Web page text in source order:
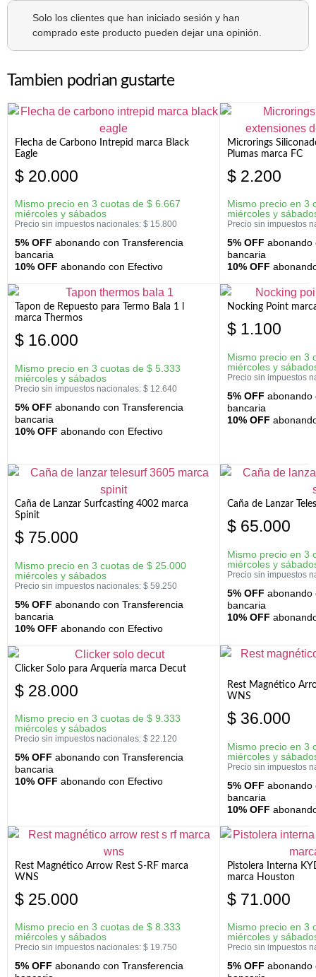
Solo los clientes que han iniciado sesión y han
comprado este producto pueden dejar una opinión.
Tambien podrian gustarte
Flecha de Carbono Intrepid marca Black
Eagle
$ 20.000
Mismo precio en 3 cuotas de $ 6.667
miércoles y sábados
Precio sin impuestos nacionales: $ 15.800
5% OFF abonando con Transferencia
bancaria
10% OFF abonando con Efectivo
Microrings
Plumas marca FC
$ 2.200
Mismo precio en 3
miércoles y
Precio sin impuestos
5% OFF abonando
bancaria
10% OFF
Tapon de Repuesto para Termo Bala 1 l
marca Thermos
$ 16.000
Mismo precio en 3 cuotas de $ 5.333
miércoles y sábados
Precio sin impuestos nacionales: $ 12.640
5% OFF abonando con Transferencia
bancaria
10% OFF abonando con Efectivo
Nocking Point
$ 1.100
Mismo precio en 3
miércoles y
Precio sin impuestos
5% OFF abonando
bancaria
10% OFF
Caña de Lanzar Surfcasting 4002 marca
Spinit
$ 75.000
Mismo precio en 3 cuotas de $ 25.000
miércoles y sábados
Precio sin impuestos nacionales: $ 59.250
5% OFF abonando con Transferencia
bancaria
10% OFF abonando con Efectivo
Caña de Lanzar
$ 65.000
Mismo precio en 3
miércoles y
Precio sin impuestos
5% OFF abonando
bancaria
10% OFF
Clicker Solo para Arquería marca Decut
$ 28.000
Mismo precio en 3 cuotas de $ 9.333
miércoles y sábados
Precio sin impuestos nacionales: $ 22.120
5% OFF abonando con Transferencia
bancaria
10% OFF abonando con Efectivo
Rest Magnético
WNS
$ 36.000
Mismo precio en 3
miércoles y
Precio sin impuestos
5% OFF abonando
bancaria
10% OFF
Rest Magnético Arrow Rest S-RF marca
WNS
$ 25.000
Mismo precio en 3 cuotas de $ 8.333
miércoles y sábados
Precio sin impuestos nacionales: $ 19.750
5% OFF abonando con Transferencia
Pistolera Interna
marca Houston
$ 71.000
Mismo precio en 3
miércoles y
Precio sin impuestos
5% OFF abonando